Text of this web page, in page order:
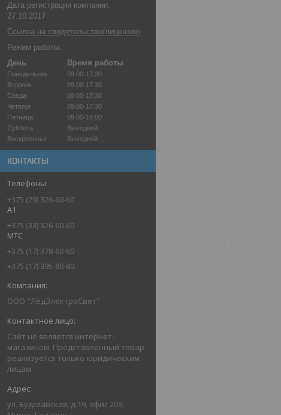
Дата регистрации компании:
27.10.2017
Ссылка на свидетельство/лицензию
Режим работы:
День
Время работы
Понедельник
09:00-17:30
Вторник
09:00-17:30
Среда
09:00-17:30
Четверг
09:00-17:30
Пятница
09:00-16:00
Суббота
Выходной
Воскресенье
Выходной
КОНТАКТЫ
+375 (29) 326-60-60
A1
+375 (33) 326-60-60
MTC
+375 (17) 378-60-60
+375 (17) 395-80-80
ООО "ЛедЭлектроСвет"
Сайт не является интернет-
магазином. Представленный товар
реализуется только юридическим
лицам.
ул. Будславская, д.19, офис 209,